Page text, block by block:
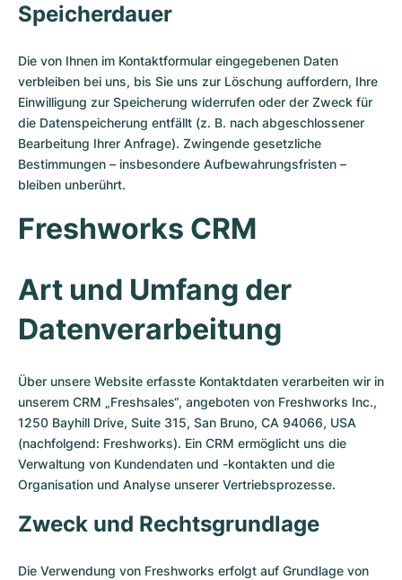
Speicherdauer
Die von Ihnen im Kontaktformular eingegebenen Daten
verbleiben bei uns, bis Sie uns zur Löschung auffordern, Ihre
Einwilligung zur Speicherung widerrufen oder der Zweck für
die Datenspeicherung entfällt (z. B. nach abgeschlossener
Bearbeitung Ihrer Anfrage). Zwingende gesetzliche
Bestimmungen – insbesondere Aufbewahrungsfristen –
bleiben unberührt.
Freshworks CRM
Art und Umfang der
Datenverarbeitung
Über unsere Website erfasste Kontaktdaten verarbeiten wir in
unserem CRM „Freshsales“, angeboten von Freshworks Inc.,
1250 Bayhill Drive, Suite 315, San Bruno, CA 94066, USA
(nachfolgend: Freshworks). Ein CRM ermöglicht uns die
Verwaltung von Kundendaten und -kontakten und die
Organisation und Analyse unserer Vertriebsprozesse.
Zweck und Rechtsgrundlage
Die Verwendung von Freshworks erfolgt auf Grundlage von